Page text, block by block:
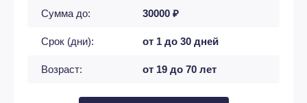
Сумма до: 30000 ₽
Срок (дни): от 1 до 30 дней
Возраст: от 19 до 70 лет